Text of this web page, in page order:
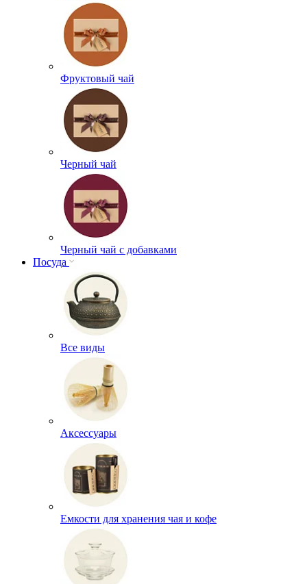
Фруктовый чай
Черный чай
Черный чай с добавками
Посуда
Все виды
Аксессуары
Емкости для хранения чая и кофе